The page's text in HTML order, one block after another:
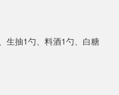
生抽1勺、料酒1勺、白糖